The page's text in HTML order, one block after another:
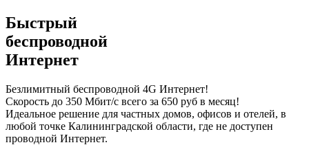
Быстрый
беспроводной
Интернет
Безлимитный беспроводной 4G Интернет!
Скорость до 350 Мбит/с всего за 650 руб в месяц!
Идеальное решение для частных домов, офисов и отелей, в
любой точке Калининградской области, где не доступен
проводной Интернет.